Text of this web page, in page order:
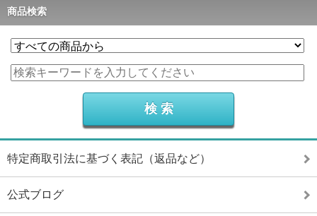
商品検索
特定商取引法に基づく表記（返品など）
公式ブログ